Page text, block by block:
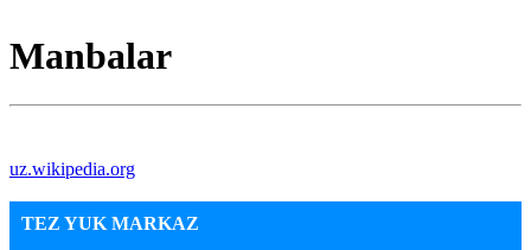
Manbalar
uz.wikipedia.org
TEZ YUK MARKAZ